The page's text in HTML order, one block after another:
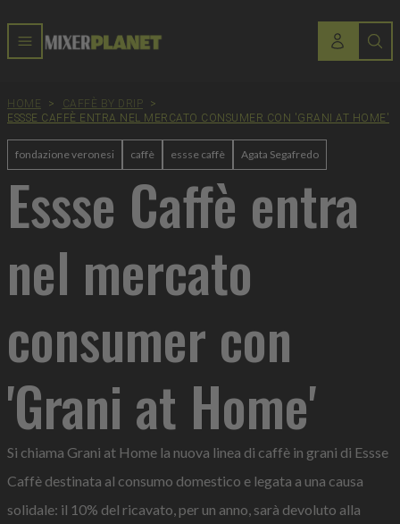
HOME > CAFFÈ BY DRIP
>
ESSSE CAFFÈ ENTRA NEL MERCATO CONSUMER CON 'GRANI AT HOME'
fondazione veronesi caffè essse caffè Agata Segafredo
Essse Caffè entra
nel mercato
consumer con
'Grani at Home'
Si chiama Grani at Home la nuova linea di caffè in grani di Essse
Caffè destinata al consumo domestico e legata a una causa
solidale: il 10% del ricavato, per un anno, sarà devoluto alla